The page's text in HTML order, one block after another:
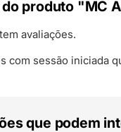
produto "MC
avaliações.
com sessão iniciada
que podem